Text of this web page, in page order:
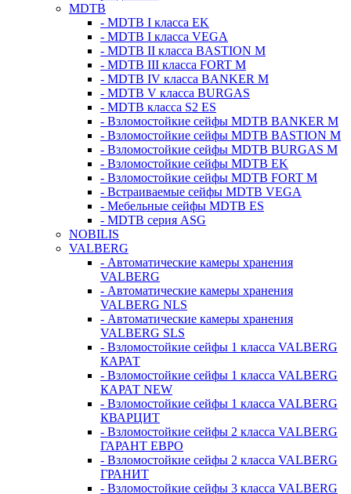
MDTB
- MDTB I класса EK
- MDTB I класса VEGA
- MDTB II класса BASTION M
- MDTB III класса FORT M
- MDTB IV класса BANKER M
- MDTB V класса BURGAS
- MDTB класса S2 ES
- Взломостойкие сейфы MDTB BANKER M
- Взломостойкие сейфы MDTB BASTION M
- Взломостойкие сейфы MDTB BURGAS M
- Взломостойкие сейфы MDTB EK
- Взломостойкие сейфы MDTB FORT M
- Встраиваемые сейфы MDTB VEGA
- Мебельные сейфы MDTB ES
- MDTB серия ASG
NOBILIS
VALBERG
- Автоматические камеры хранения
VALBERG
- Автоматические камеры хранения
VALBERG NLS
- Автоматические камеры хранения
VALBERG SLS
- Взломостойкие сейфы 1 класса VALBERG
КАРАТ
- Взломостойкие сейфы 1 класса VALBERG
КАРАТ NEW
- Взломостойкие сейфы 1 класса VALBERG
КВАРЦИТ
- Взломостойкие сейфы 2 класса VALBERG
ГАРАНТ ЕВРО
- Взломостойкие сейфы 2 класса VALBERG
ГРАНИТ
- Взломостойкие сейфы 3 класса VALBERG